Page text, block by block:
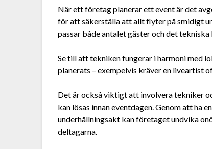
När ett företag planerar ett event är det
för att säkerställa att allt flyter på smidigt
passar både antalet gäster och det
Se till att tekniken fungerar i harmoni med
planerats – exempelvis kräver en liveartist
Det är också viktigt att involvera tekniker
kan lösas innan eventdagen. Genom att ha
underhållningsakt kan företaget undvika
deltagarna.